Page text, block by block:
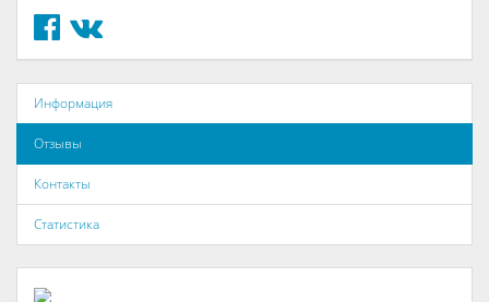
Информация
Отзывы
Контакты
Статистика